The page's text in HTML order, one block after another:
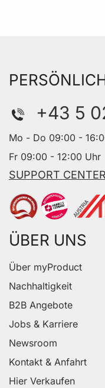
+43 5
Mo - Do 09:00 -
Fr 09:00 - 12:00 Uhr
SUPPORT CENTER
ÜBER UNS
Über myProduct
Nachhaltigkeit
B2B Angebote
Jobs & Karriere
Newsroom
Kontakt & Anfahrt
Hier Verkaufen